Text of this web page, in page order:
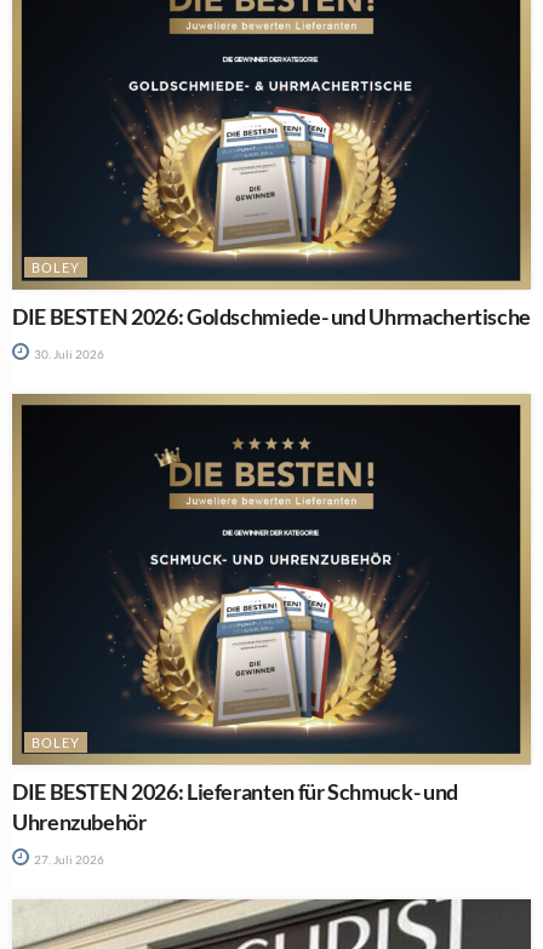
BOLEY
DIE BESTEN 2026: Goldschmiede- und Uhrmachertische
30. Juli 2026
BOLEY
DIE BESTEN 2026: Lieferanten für Schmuck- und
Uhrenzubehör
27. Juli 2026